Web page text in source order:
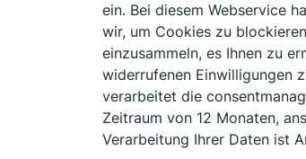
ein. Bei diesem Webservice
wir, um Cookies zu
einzusammeln, es Ihnen zu
widerrufenen Einwilligungen
verarbeitet die
Zeitraum von 12 Monaten,
Verarbeitung Ihrer Daten ist